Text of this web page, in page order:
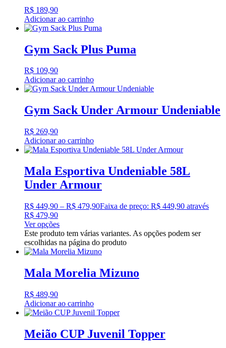
R$ 189,90
Adicionar ao carrinho
Gym Sack Plus Puma
R$ 109,90
Adicionar ao carrinho
Gym Sack Under Armour Undeniable
R$ 269,90
Adicionar ao carrinho
Mala Esportiva Undeniable 58L
Under Armour
R$ 449,90 – R$ 479,90Faixa de preço: R$ 449,90 através
R$ 479,90
Ver opções
Este produto tem várias variantes. As opções podem ser
escolhidas na página do produto
Mala Morelia Mizuno
R$ 489,90
Adicionar ao carrinho
Meião CUP Juvenil Topper